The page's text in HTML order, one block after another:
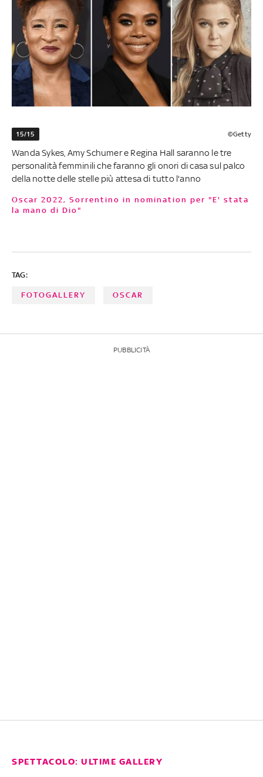
15/15 ©Getty
Wanda Sykes, Amy Schumer e Regina Hall saranno le tre
personalità femminili che faranno gli onori di casa sul palco
della notte delle stelle più attesa di tutto l'anno
Oscar 2022, Sorrentino in nomination per "E' stata
la mano di Dio"
TAG:
FOTOGALLERY OSCAR
PUBBLICITÀ
SPETTACOLO: ULTIME GALLERY